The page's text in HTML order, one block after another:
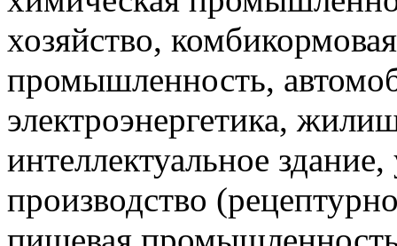
хозяйство,
промышленность,
электроэнергетика,
интеллектуальное
производство